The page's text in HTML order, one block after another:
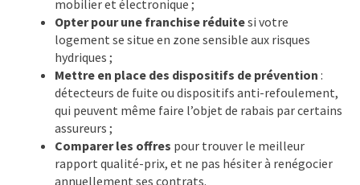
mobilier et électronique ;
Opter pour une franchise réduitesi votre
logement se situe en zone sensible aux risques
hydriques ;
Mettre en place des dispositifs de prévention :
détecteurs de fuite ou dispositifs anti-refoulement,
qui peuvent même faire l’objet de rabais par certains
assureurs ;
Comparer les offres pour trouver le meilleur
rapport qualité-prix, et ne pas hésiter à renégocier
annuellement ses contrats.